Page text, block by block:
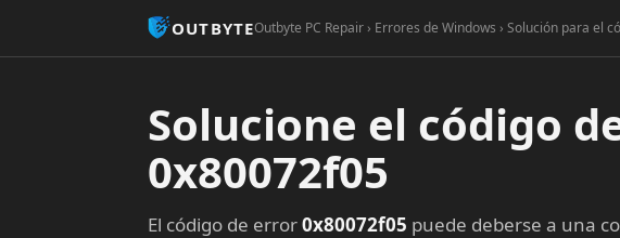
OUTBYTEOutbyte PC Repair › Errores de Windows › Solución para el
Solucione el código
0x80072f05
El código de error0x80072f05 puede deberse a una